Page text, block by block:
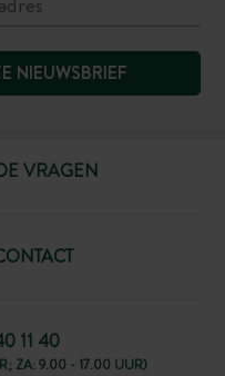
NIEUWSBRIEF
VRAGEN
11 40
ZA: 9.00 - 17.00 UUR)